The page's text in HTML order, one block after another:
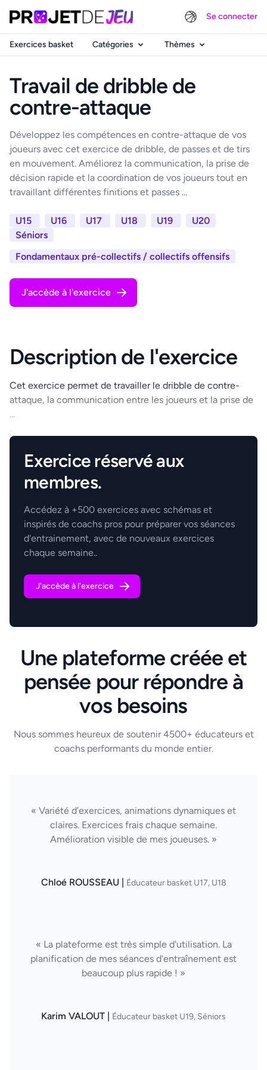
Se connecter
Exercices basket Catégories Thèmes
Travail de dribble de
contre-attaque
Développez les compétences en contre-attaque de vos
joueurs avec cet exercice de dribble, de passes et de tirs
en mouvement. Améliorez la communication, la prise de
décision rapide et la coordination de vos joueurs tout en
travaillant différentes finitions et passes ...
U15 U16 U17 U18 U19
U20
Séniors
Fondamentaux pré-collectifs / collectifs offensifs
J'accède à l'exercice
Description de l'exercice
Cet exercice permet de travailler le dribble de contre-
attaque, la communication entre les joueurs et la prise de
...
Exercice réservé aux
membres.
Accédez à +500 exercices avec schémas et
inspirés de coachs pros pour préparer vos séances
d'entrainement, avec de nouveaux exercices
chaque semaine..
J'accède à l'exercice
Une plateforme créée et
pensée pour répondre à
vos besoins
Nous sommes heureux de soutenir 4500+ éducateurs et
coachs performants du monde entier.
« Variété d’exercices, animations dynamiques et
claires. Exercices frais chaque semaine.
Amélioration visible de mes joueuses. »
Chloé ROUSSEAU | Éducateur basket U17, U18
« La plateforme est très simple d'utilisation. La
planification de mes séances d'entraînement est
beaucoup plus rapide ! »
Karim VALOUT | Éducateur basket U19, Séniors